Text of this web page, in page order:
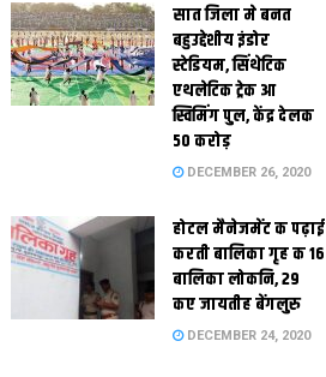
सात जिला मे बनत
बहुउद्देशीय इंडोर
स्‍टेडि‍यम, सिंथेटिक
एथलेटिक ट्रेक आ
स्विमिंग पुल, केंद्र देलक
50 करोड़
DECEMBER 26, 2020
होटल मैनेजमेंट क पढ़ाई
करती बालिका गृह क 16
बालिका लोकनि, 29
कए जायतीह बेंगलुरु
DECEMBER 24, 2020